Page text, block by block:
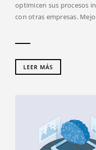
optimicen sus procesos
con otras empresas.
LEER MÁS